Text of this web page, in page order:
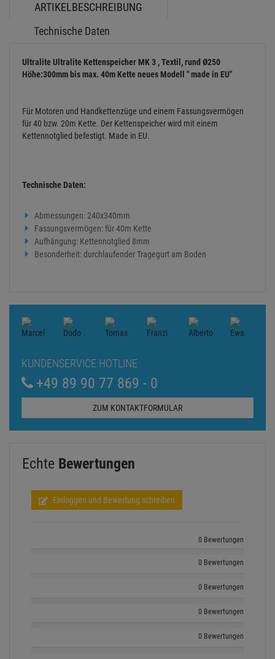
ARTIKELBESCHREIBUNG
Technische Daten
Ultralite Ultralite Kettenspeicher MK 3 , Textil, rund Ø250
Höhe:300mm bis max. 40m Kette neues Modell " made in EU"
Für Motoren und Handkettenzüge und einem Fassungsvermögen
für 40 bzw. 20m Kette. Der Kettenspeicher wird mit einem
Kettennotglied befestigt. Made in EU.
Technische Daten:
Abmessungen: 240x340mm
Fassungsvermögen: für 40m Kette
Aufhängung: Kettennotglied 8mm
Besonderheit: durchlaufender Tragegurt am Boden
KUNDENSERVICE HOTLINE
+49 89 90 77 869 - 0
ZUM KONTAKTFORMULAR
Echte Bewertungen
Einloggen und Bewertung schreiben
0 Bewertungen
0 Bewertungen
0 Bewertungen
0 Bewertungen
0 Bewertungen